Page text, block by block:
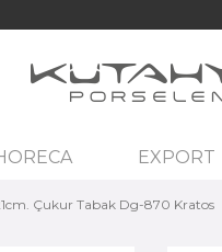
EXPORT
Çukur Tabak Dg-870 Kratos